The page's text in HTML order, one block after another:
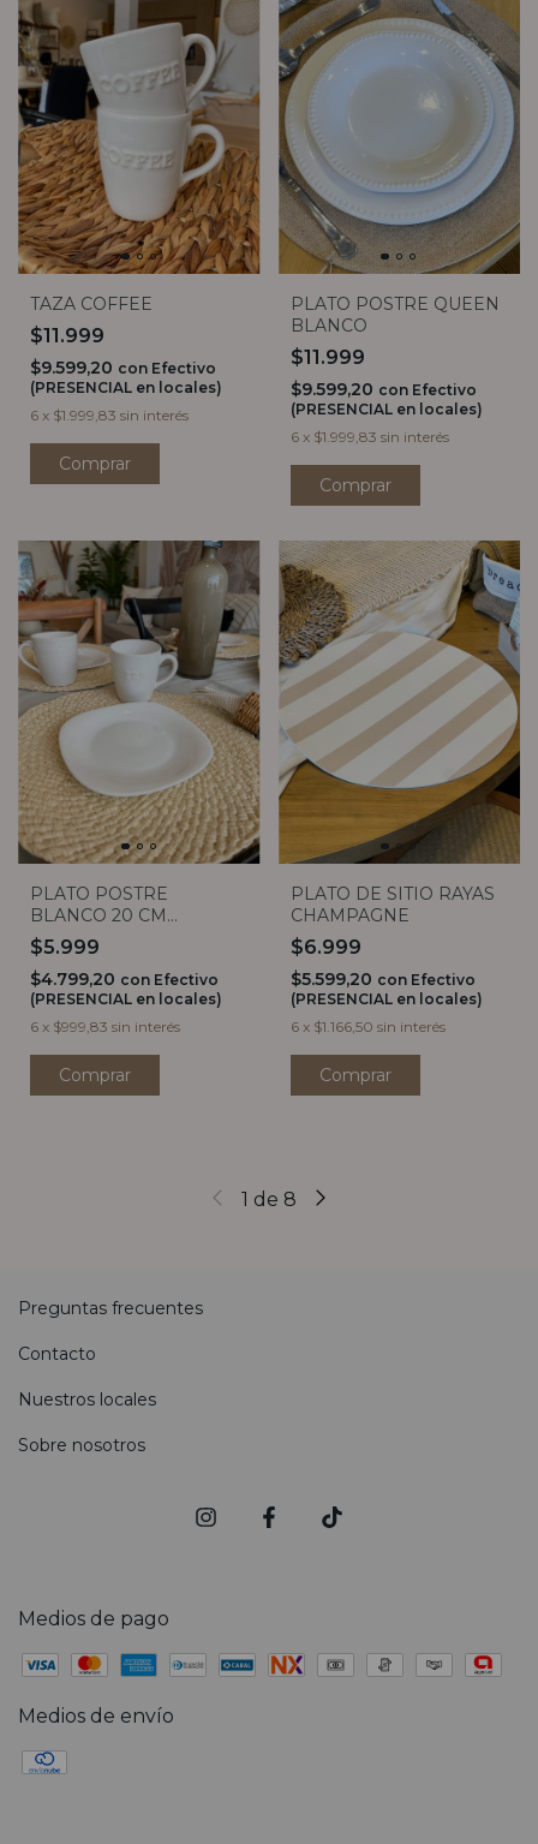
TAZA COFFEE
$11.999
$9.599,20 con Efectivo
(PRESENCIAL en locales)
6 x $1.999,83 sin interés
PLATO POSTRE QUEEN
BLANCO
$11.999
$9.599,20 con Efectivo
(PRESENCIAL en locales)
6 x $1.999,83 sin interés
PLATO POSTRE
BLANCO 20 CM
BORMIOLI ROCCO
$5.999
$4.799,20 con Efectivo
(PRESENCIAL en locales)
6 x $999,83 sin interés
PLATO DE SITIO RAYAS
CHAMPAGNE
$6.999
$5.599,20 con Efectivo
(PRESENCIAL en locales)
6 x $1.166,50 sin interés
1 de 8
Preguntas frecuentes
Contacto
Nuestros locales
Sobre nosotros
Medios de pago
Medios de envío